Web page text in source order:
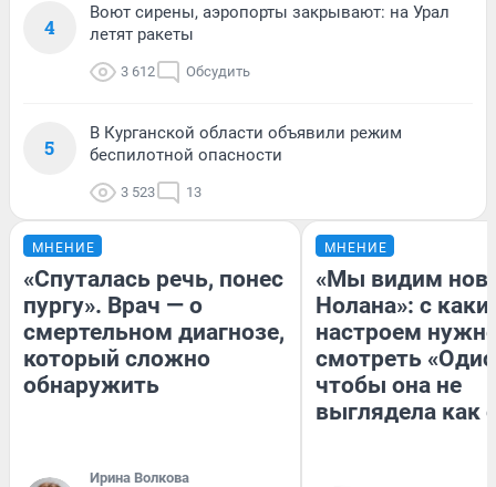
4
Воют сирены, аэропорты закрывают: на Урал
летят ракеты
3 612 Обсудить
5
В Курганской области объявили режим
беспилотной опасности
3 523 13
МНЕНИЕ
«Спуталась речь, понес
пургу». Врач — о
смертельном диагнозе,
который сложно
обнаружить
Ирина Волкова
МНЕНИЕ
«Мы видим
Нолана»: с
настроем
смотреть
чтобы она не
выглядела как